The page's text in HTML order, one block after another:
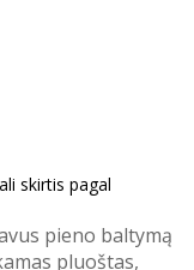
skirtis pagal
pieno baltymą
pluoštas,